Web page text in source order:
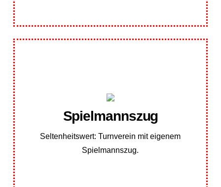
Spielmannszug
Seltenheitswert: Turnverein mit eigenem
Spielmannszug.
Spielmannszug
Erfahren Sie mehr über den
Spielmannszug des TBR:
Spielmannszug